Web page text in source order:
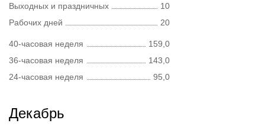
Выходных и праздничных
10
Рабочих дней
20
40-часовая неделя
159,0
36-часовая неделя
143,0
24-часовая неделя
95,0
Декабрь